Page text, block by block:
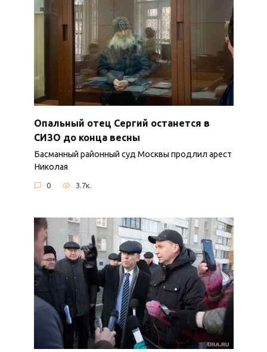
Опальный отец Сергий останется в
СИЗО до конца весны
Басманный районный суд Москвы продлил арест
Николая
0 3.7к.